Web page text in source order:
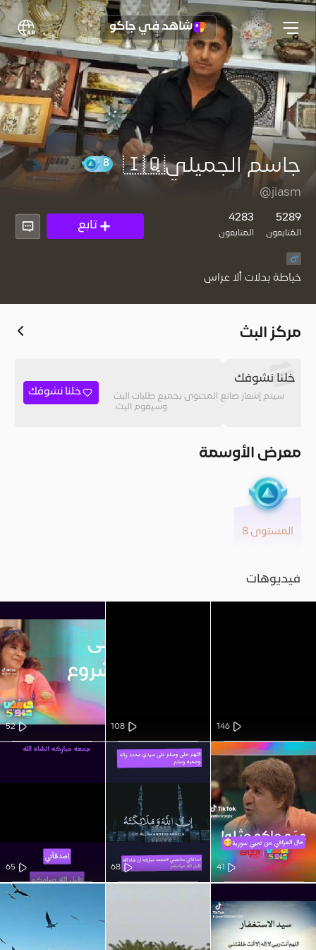
شاهد في جاكو
جاسم الجميلي🇮🇶
@jiasm
5289
المُتابعون
4283
المتابعون
تابع
خياطة بدلات ألا عراس
مركز البث
خلنا نشوفك
سيتم إشعار صانع المحتوى بجميع طلبات البث
وسيقوم البث.
خلنا نشوفك
معرض الأوسمة
المستوى 8
فيديوهات
146
108
52
41
68
65